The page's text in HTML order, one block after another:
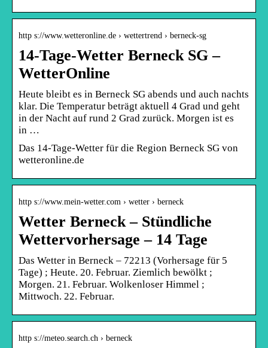
http s://www.wetteronline.de › wettertrend › berneck-sg
14-Tage-Wetter Berneck SG –
WetterOnline
Heute bleibt es in Berneck SG abends und auch nachts
klar. Die Temperatur beträgt aktuell 4 Grad und geht
in der Nacht auf rund 2 Grad zurück. Morgen ist es
in …
Das 14-Tage-Wetter für die Region Berneck SG von
wetteronline.de
http s://www.mein-wetter.com › wetter › berneck
Wetter Berneck – Stündliche
Wettervorhersage – 14 Tage
Das Wetter in Berneck – 72213 (Vorhersage für 5
Tage) ; Heute. 20. Februar. Ziemlich bewölkt ;
Morgen. 21. Februar. Wolkenloser Himmel ;
Mittwoch. 22. Februar.
http s://meteo.search.ch › berneck